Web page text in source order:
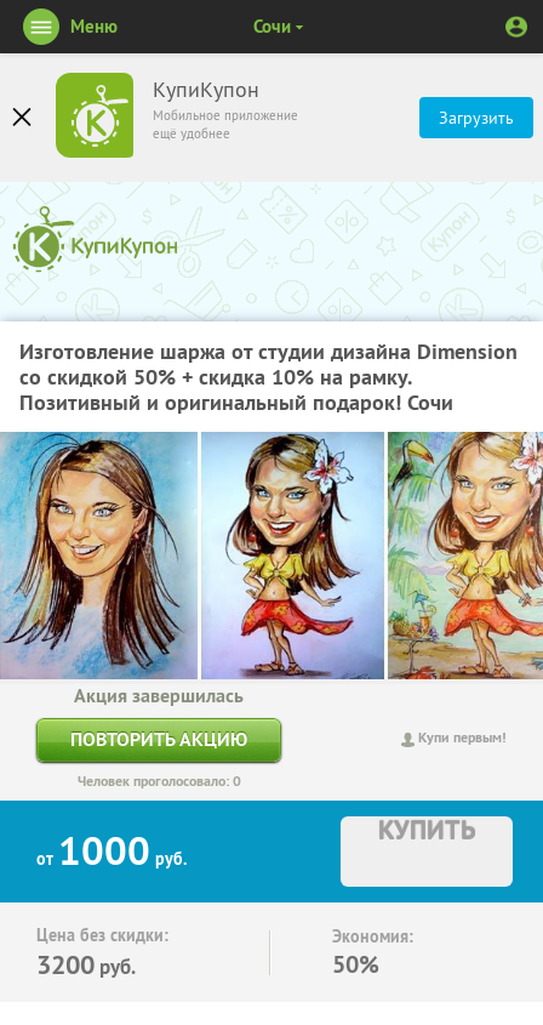
КупиКупон
Мобильное приложение
ещё удобнее
Загрузить
Меню Сочи
Изготовление шаржа от студии дизайна Dimension
со скидкой 50% + скидка 10% на рамку.
Позитивный и оригинальный подарок! Сочи
Купи первым!
Акция завершилась
ПОВТОРИТЬ АКЦИЮ
Человек проголосовало: 0
от 1000 руб.
КУПИТЬ
Цена без скидки:
3200 руб.
Экономия:
50%